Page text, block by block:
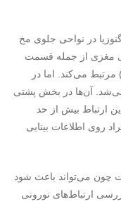
در نواحی جلوی مخ
مغزی از جمله قسمت
مرتبط می‌کند. اما در
آن‌ها در بخش پشتی
ارتباط بیش از حد
روی اطلاعات بینایی
چون می‌تواند باعث شود
ارتباط‌های نورونی